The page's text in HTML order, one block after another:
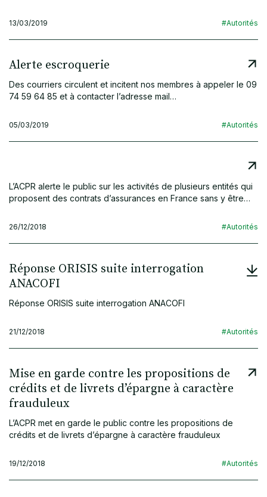
13/03/2019 #Autorités
Alerte escroquerie
Des courriers circulent et incitent nos membres à appeler le 09
74 59 64 85 et à contacter l’adresse mail…
05/03/2019 #Autorités
L’ACPR alerte le public sur les activités de plusieurs entités qui
proposent des contrats d’assurances en France sans y être…
26/12/2018 #Autorités
Réponse ORISIS suite interrogation
ANACOFI
Réponse ORISIS suite interrogation ANACOFI
21/12/2018 #Autorités
Mise en garde contre les propositions de
crédits et de livrets d’épargne à caractère
frauduleux
L’ACPR met en garde le public contre les propositions de
crédits et de livrets d’épargne à caractère frauduleux
19/12/2018 #Autorités